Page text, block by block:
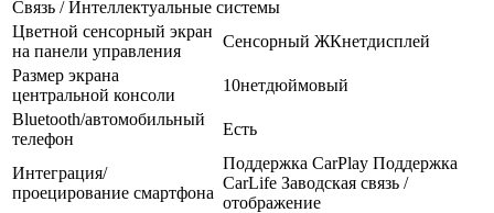
Связь / Интеллектуальные системы
Цветной сенсорный экран
на панели управления
Сенсорный ЖКнетдисплей
Размер экрана
центральной консоли
10нетдюймовый
Bluetooth/автомобильный
телефон
Есть
Интеграция/
проецирование смартфона
Поддержка CarPlay Поддержка
CarLife Заводская связь /
отображение